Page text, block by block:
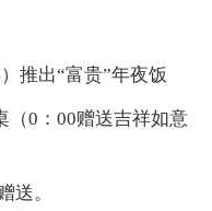
推出“富贵”年夜饭
（0：00赠送吉祥如意
送。